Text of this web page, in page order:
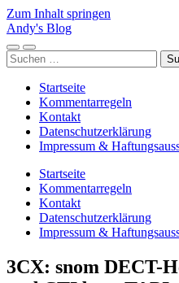
Zum Inhalt springen
Andy's Blog
Mobile-
Menü
Suchfeld
ein-/ausblenden
Suchen
nach:
Startseite
Kommentarregeln
Kontakt
Datenschutzerklärung
Impressum &
Startseite
Kommentarregeln
Kontakt
Datenschutzerklärung
Impressum &
3CX: snom DECT-